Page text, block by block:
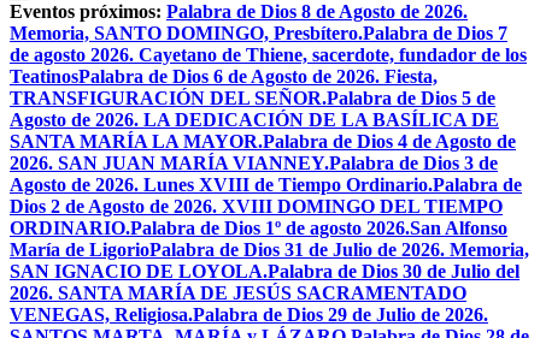
Eventos próximos: Palabra de Dios 8 de Agosto de 2026.
Memoria, SANTO DOMINGO, Presbítero.Palabra de Dios 7
de agosto 2026. Cayetano de Thiene, sacerdote, fundador de los
TeatinosPalabra de Dios 6 de Agosto de 2026. Fiesta,
TRANSFIGURACIÓN DEL SEÑOR.Palabra de Dios 5 de
Agosto de 2026. LA DEDICACIÓN DE LA BASÍLICA DE
SANTA MARÍA LA MAYOR.Palabra de Dios 4 de Agosto de
2026. SAN JUAN MARÍA VIANNEY.Palabra de Dios 3 de
Agosto de 2026. Lunes XVIII de Tiempo Ordinario.Palabra de
Dios 2 de Agosto de 2026. XVIII DOMINGO DEL TIEMPO
ORDINARIO.Palabra de Dios 1º de agosto 2026.San Alfonso
María de LigorioPalabra de Dios 31 de Julio de 2026. Memoria,
SAN IGNACIO DE LOYOLA.Palabra de Dios 30 de Julio del
2026. SANTA MARÍA DE JESÚS SACRAMENTADO
VENEGAS, Religiosa.Palabra de Dios 29 de Julio de 2026.